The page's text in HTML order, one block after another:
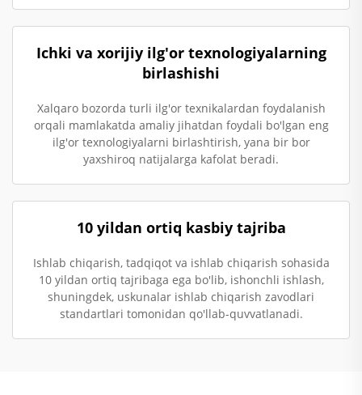
Ichki va xorijiy ilg'or texnologiyalarning
birlashishi
Xalqaro bozorda turli ilg'or texnikalardan foydalanish
orqali mamlakatda amaliy jihatdan foydali bo'lgan eng
ilg'or texnologiyalarni birlashtirish, yana bir bor
yaxshiroq natijalarga kafolat beradi.
10 yildan ortiq kasbiy tajriba
Ishlab chiqarish, tadqiqot va ishlab chiqarish sohasida
10 yildan ortiq tajribaga ega bo'lib, ishonchli ishlash,
shuningdek, uskunalar ishlab chiqarish zavodlari
standartlari tomonidan qo'llab-quvvatlanadi.